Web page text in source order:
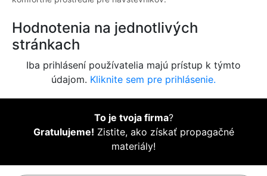
Hodnotenia na jednotlivých
stránkach
Iba prihlásení používatelia majú prístup k týmto
údajom. Kliknite sem pre prihlásenie.
To je tvoja firma?
Gratulujeme! Zistite, ako získať propagačné
materiály!